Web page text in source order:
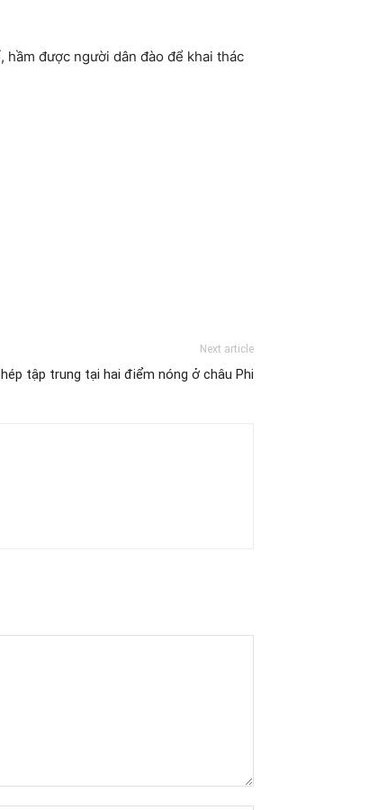
được người dân đào để khai thác
Next article
tập trung tại hai điểm nóng ở châu Phi